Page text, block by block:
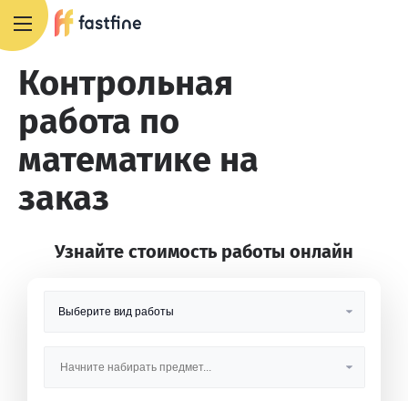
Контрольная
работа по
математике на
заказ
Узнайте стоимость работы онлайн